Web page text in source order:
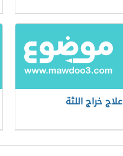
علاج خراج اللثة